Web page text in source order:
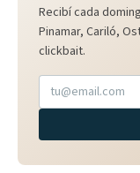
Recibí cada
Pinamar, Cariló,
clickbait.